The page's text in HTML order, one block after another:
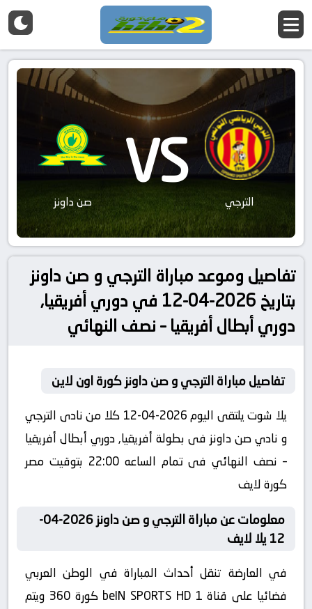
الترجي VS صن داونز
تفاصيل وموعد مباراة الترجي و صن داونز
بتاريخ 2026-04-12 في دوري أفريقيا,
دوري أبطال أفريقيا – نصف النهائي
تفاصيل مباراة الترجي و صن داونز كورة اون لاين
يلا شوت يلتقى اليوم 2026-04-12 كلا من نادى الترجي
و نادي صن داونز فى بطولة أفريقيا, دوري أبطال أفريقيا
– نصف النهائي فى تمام الساعه 22:00 بتوقيت مصر
كورة لايف
معلومات عن مباراة الترجي و صن داونز 2026-04-
12 يلا لايف
في العارضة تنقل أحداث المباراة في الوطن العربي
فضائيا على قناة beIN SPORTS HD 1 كورة 360 ويتم